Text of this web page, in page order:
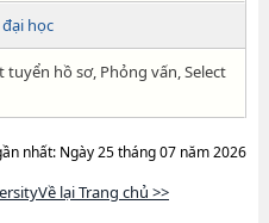
học
tuyển hồ sơ, Phỏng vấn, Select
nhất: Ngày 25 tháng 07 năm 2026
lại Trang chủ >>